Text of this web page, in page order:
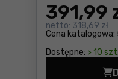
Cena katalogowa:
391,99
netto: 318,69 zł
Dostępne: > 10 szt.